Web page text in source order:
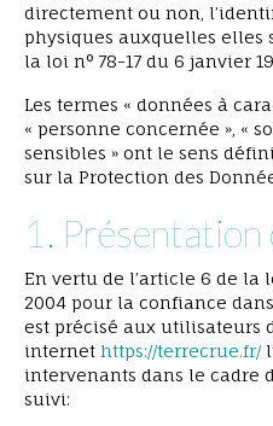
directement ou non,
physiques auxquelles elles
la loi n° 78-17 du 6 janvier
Les termes « données à
« personne concernée », «
sensibles » ont le sens
sur la Protection des
1.
En vertu de l’article 6 de la
2004 pour la confiance
est précisé aux utilisateurs
internet https://terrecrue.fr/
intervenants dans le cadre
suivi: